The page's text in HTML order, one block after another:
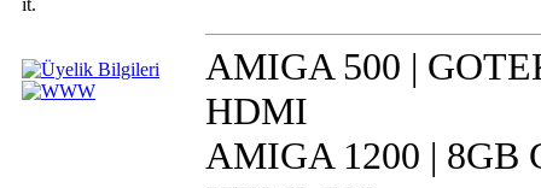
it.
AMIGA 500 |
HDMI
AMIGA 1200 | 8GB